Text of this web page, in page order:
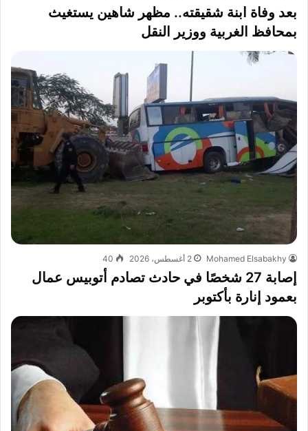
بعد وفاة ابنة شقيقته.. مظهر شاهين يستغيث
بمحافظ الغربية ووزير النقل
Mohamed Elsabakhy 2 أغسطس، 2026 40
إصابة 27 شخصًا في حادث تصادم أتوبيس عمال
بعمود إنارة بأكتوبر